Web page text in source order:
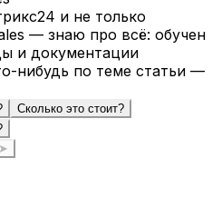
и не только
— знаю про всё: обучен
и документации
нибудь по теме статьи —
Сколько это стоит?
➤